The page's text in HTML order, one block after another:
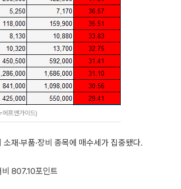
프앤가이드)
재·부품·장비 종목에 매수세가 집중됐다.
807.10포인트